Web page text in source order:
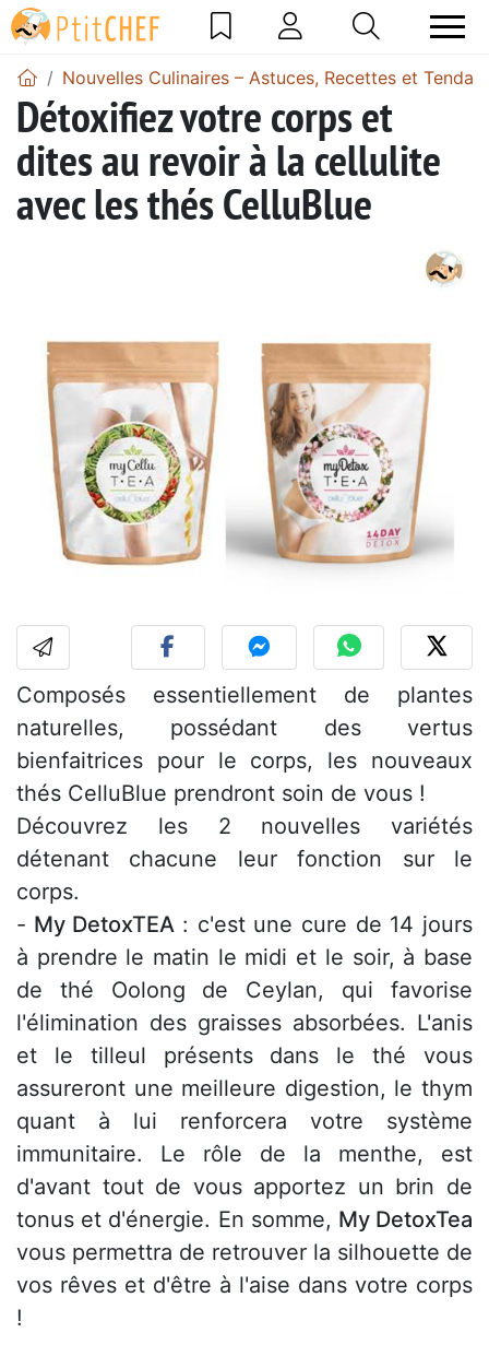
Nouvelles Culinaires – Astuces, Recettes et
Détoxifiez votre corps et
dites au revoir à la cellulite
avec les thés CelluBlue
Composés essentiellement de plantes
naturelles, possédant des vertus
bienfaitrices pour le corps, les nouveaux
thés CelluBlue prendront soin de vous !
Découvrez les 2 nouvelles variétés
détenant chacune leur fonction sur le
corps.
- My DetoxTEA : c'est une cure de 14 jours
à prendre le matin le midi et le soir, à base
de thé Oolong de Ceylan, qui favorise
l'élimination des graisses absorbées. L'anis
et le tilleul présents dans le thé vous
assureront une meilleure digestion, le thym
quant à lui renforcera votre système
immunitaire. Le rôle de la menthe, est
d'avant tout de vous apportez un brin de
tonus et d'énergie. En somme, My DetoxTea
vous permettra de retrouver la silhouette de
vos rêves et d'être à l'aise dans votre corps
!